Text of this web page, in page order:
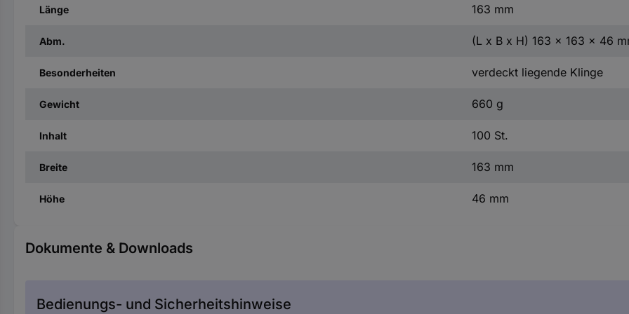
Länge 163 mm
Abm. (L x B x H) 163 x 163 x 46
Besonderheiten verdeckt liegende Klinge
Gewicht 660 g
Inhalt 100 St.
Breite 163 mm
Höhe 46 mm
Dokumente & Downloads
Bedienungs- und Sicherheitshinweise